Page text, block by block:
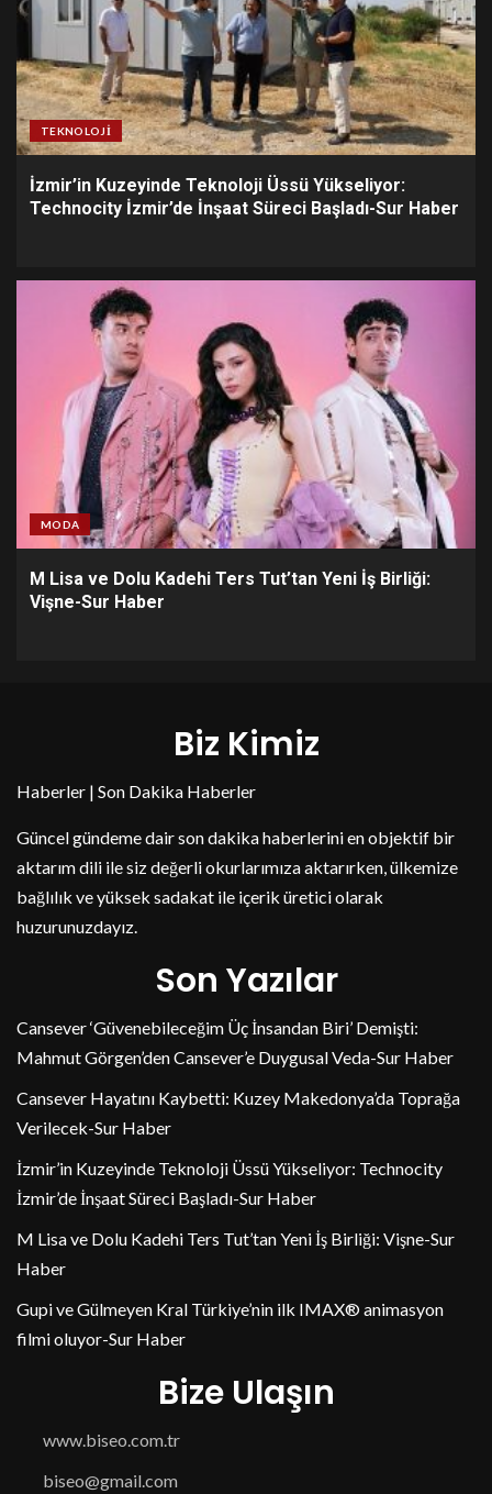
TEKNOLOJI
İzmir’in Kuzeyinde Teknoloji Üssü Yükseliyor:
Technocity İzmir’de İnşaat Süreci Başladı-Sur Haber
MODA
M Lisa ve Dolu Kadehi Ters Tut’tan Yeni İş Birliği:
Vişne-Sur Haber
Biz Kimiz
Haberler | Son Dakika Haberler
Güncel gündeme dair son dakika haberlerini en objektif bir
aktarım dili ile siz değerli okurlarımıza aktarırken, ülkemize
bağlılık ve yüksek sadakat ile içerik üretici olarak
huzurunuzdayız.
Son Yazılar
Cansever ‘Güvenebileceğim Üç İnsandan Biri’ Demişti:
Mahmut Görgen’den Cansever’e Duygusal Veda-Sur Haber
Cansever Hayatını Kaybetti: Kuzey Makedonya’da Toprağa
Verilecek-Sur Haber
İzmir’in Kuzeyinde Teknoloji Üssü Yükseliyor: Technocity
İzmir’de İnşaat Süreci Başladı-Sur Haber
M Lisa ve Dolu Kadehi Ters Tut’tan Yeni İş Birliği: Vişne-Sur
Haber
Gupi ve Gülmeyen Kral Türkiye’nin ilk IMAX® animasyon
filmi oluyor-Sur Haber
Bize Ulaşın
www.biseo.com.tr
biseo@gmail.com